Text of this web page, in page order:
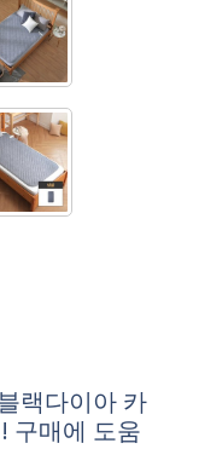
랙다이아 카
구매에 도움